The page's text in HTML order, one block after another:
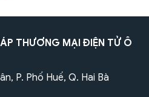
THƯƠNG MẠI ĐIỆN TỬ Ô
P. Phố Huế, Q. Hai Bà